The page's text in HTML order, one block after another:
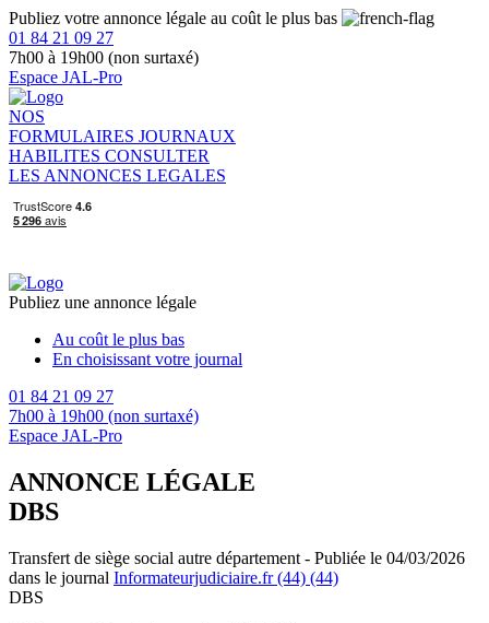
Publiez votre annonce légale au coût le plus bas
01 84 21 09 27
7h00 à 19h00 (non surtaxé)
Espace JAL-Pro
NOS
FORMULAIRES JOURNAUX
HABILITES CONSULTER
LES ANNONCES LEGALES
Publiez une annonce légale
Au coût le plus bas
En choisissant votre journal
01 84 21 09 27
7h00 à 19h00 (non surtaxé)
Espace JAL-Pro
ANNONCE LÉGALE
DBS
Transfert de siège social autre département - Publiée le 04/03/2026
dans le journal Informateurjudiciaire.fr (44) (44)
DBS